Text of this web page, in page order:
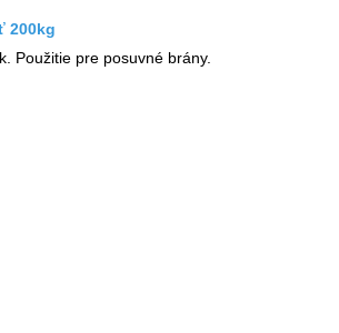
200kg
Použitie pre posuvné brány.